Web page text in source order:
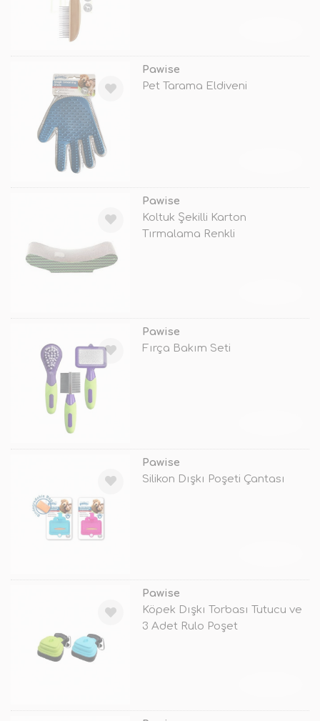
Pawise
Pet Tarama Eldiveni
Pawise
Koltuk Şekilli Karton
Tırmalama Renkli
Pawise
Fırça Bakım Seti
Pawise
Silikon Dışkı Poşeti Çantası
Pawise
Köpek Dışkı Torbası Tutucu ve
3 Adet Rulo Poşet